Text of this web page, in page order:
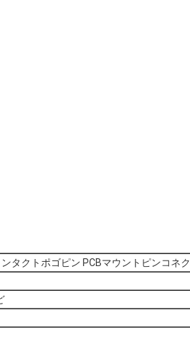
タクトポゴピン PCBマウントピンコネ